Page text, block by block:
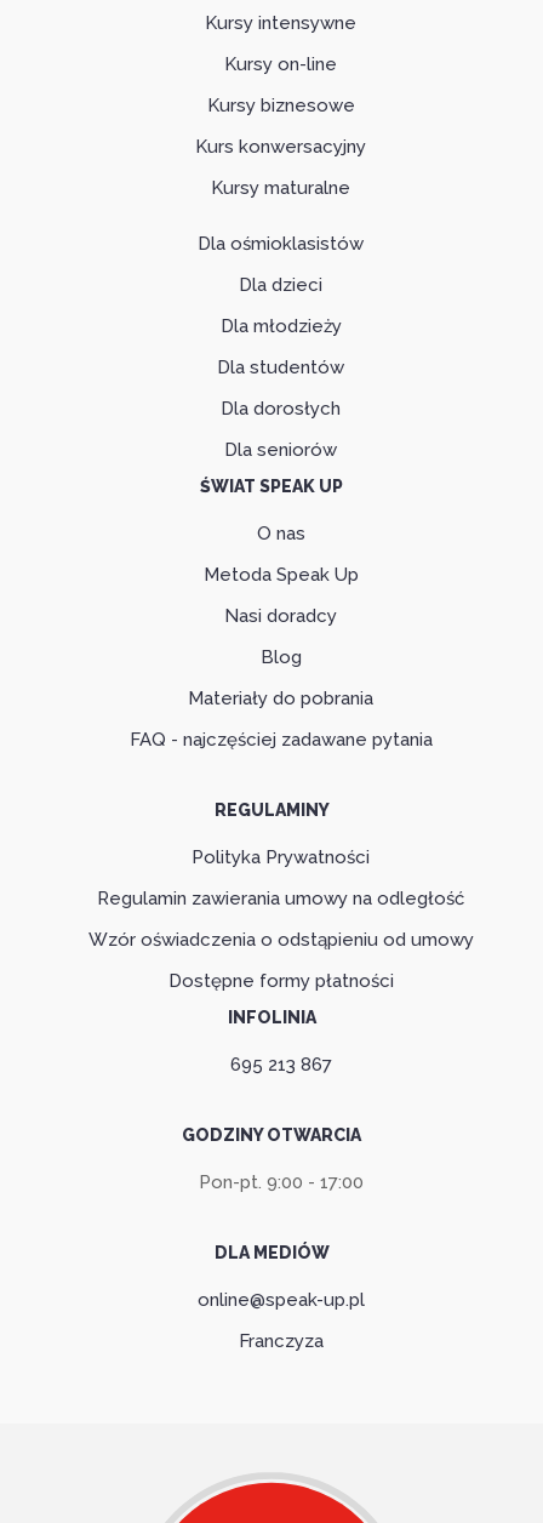
Kursy intensywne
Kursy on-line
Kursy biznesowe
Kurs konwersacyjny
Kursy maturalne
Dla ośmioklasistów
Dla dzieci
Dla młodzieży
Dla studentów
Dla dorosłych
Dla seniorów
ŚWIAT SPEAK UP
O nas
Metoda Speak Up
Nasi doradcy
Blog
Materiały do pobrania
FAQ - najczęściej zadawane pytania
REGULAMINY
Polityka Prywatności
Regulamin zawierania umowy na odległość
Wzór oświadczenia o odstąpieniu od umowy
Dostępne formy płatności
INFOLINIA
695 213 867
GODZINY OTWARCIA
Pon-pt. 9:00 - 17:00
DLA MEDIÓW
online@speak-up.pl
Franczyza